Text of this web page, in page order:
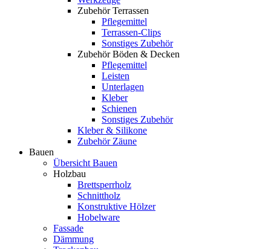
Zubehör Terrassen
Pflegemittel
Terrassen-Clips
Sonstiges Zubehör
Zubehör Böden & Decken
Pflegemittel
Leisten
Unterlagen
Kleber
Schienen
Sonstiges Zubehör
Kleber & Silikone
Zubehör Zäune
Bauen
Übersicht Bauen
Holzbau
Brettsperrholz
Schnittholz
Konstruktive Hölzer
Hobelware
Fassade
Dämmung